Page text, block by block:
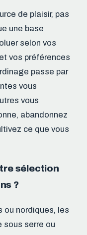
de plaisir, pas
une base
selon vos
vos préférences
passe par
vous
vous
abandonnez
ce que vous
sélection
?
ou nordiques, les
serre ou